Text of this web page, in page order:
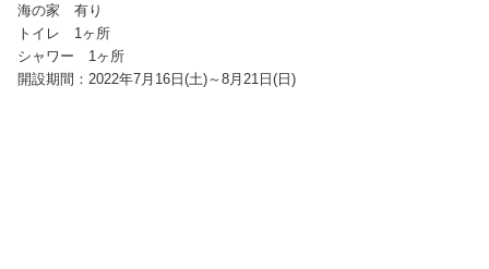
海の家 有り
トイレ 1ヶ所
シャワー 1ヶ所
開設期間：2022年7月16日(土)～8月21日(日)